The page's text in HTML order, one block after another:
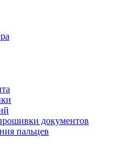
документов
пальцев